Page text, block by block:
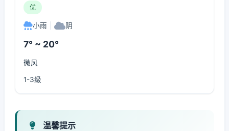
优
小雨 阴
7° ~ 20°
微风
1-3级
温馨提示